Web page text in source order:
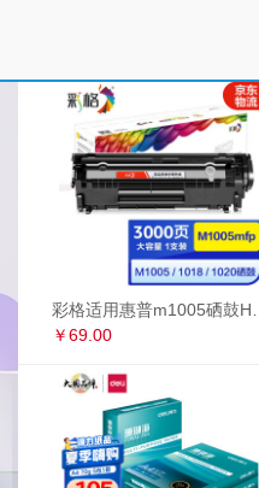
￥69.00